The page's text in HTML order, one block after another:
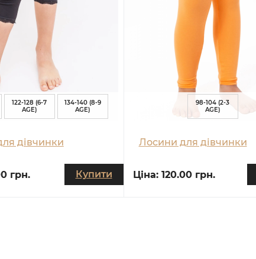
122-128 (6-7
AGE)
134-140 (8-9
AGE)
дівчинки
грн. Купити
98-104 (2-3
AGE)
Лосини для дівчинки
Ціна: 120.00 грн.